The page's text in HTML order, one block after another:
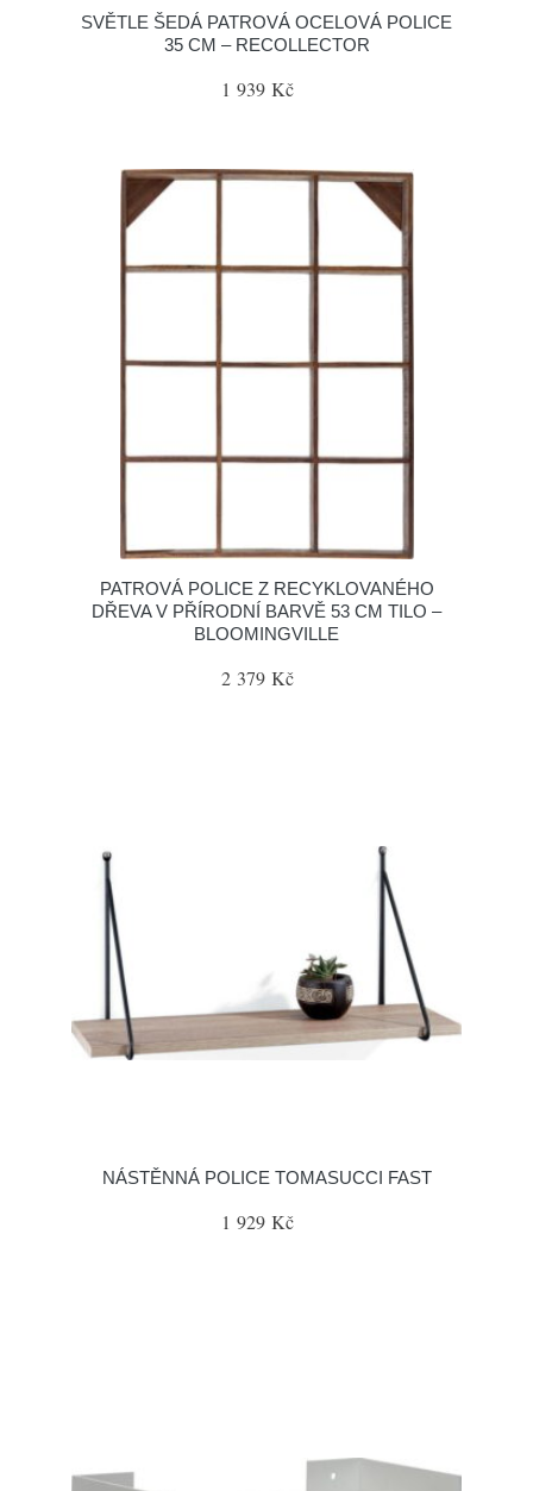
SVĚTLE ŠEDÁ PATROVÁ OCELOVÁ POLICE
35 CM – RECOLLECTOR
1 939 Kč
PATROVÁ POLICE Z RECYKLOVANÉHO
DŘEVA V PŘÍRODNÍ BARVĚ 53 CM TILO –
BLOOMINGVILLE
2 379 Kč
NÁSTĚNNÁ POLICE TOMASUCCI FAST
1 929 Kč